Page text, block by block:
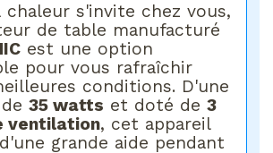
chaleur s'invite chez vous,
de table manufacturé
est une option
pour vous rafraîchir
conditions. D'une
de35 watts et doté de3
ventilation, cet appareil
grande aide pendant